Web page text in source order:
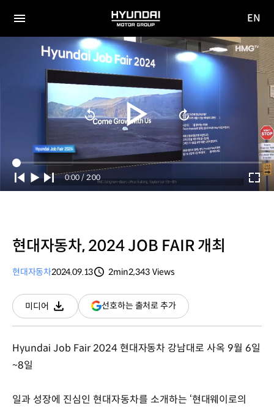
전체
HYUNDAI
MOTOR
GROUP
사이
이동
EN
Current
Time
0:00 / Duration
2:00
현대자동차, 2024 JOB FAIR 개최
현대자동차2024.09.13
2min2,343 Views
미디어
다운로드
선호하는 출처로 추가(새
창
Hyundai Job Fair 2024 현대자동차 강남대로 사옥 9월 6일
~8일
일과 성장에 진심인 현대자동차를 소개하는 ‘현대웨이로의